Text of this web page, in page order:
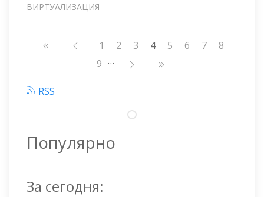
ВИРТУАЛИЗАЦИЯ
Нумерация
Страница
1 Страница
2 Страница
3 4 Страница
5 Страница
6 Страница
7 Страница
8
Страница
9 …
RSS
Популярно
За сегодня: